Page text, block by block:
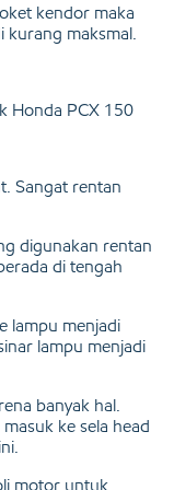
kendor maka
kurang maksmal.
Honda PCX 150
Sangat rentan
digunakan rentan
di tengah
lampu menjadi
lampu menjadi
banyak hal.
ke sela head
motor untuk